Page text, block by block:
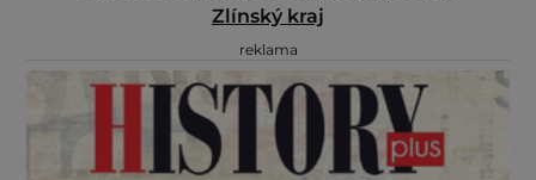
Zlínský kraj
reklama